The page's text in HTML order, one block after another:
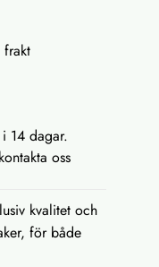
14 dagar.
oss
kvalitet och
för både